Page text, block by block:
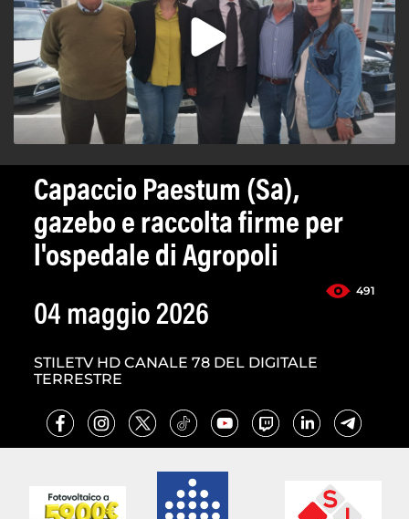
Capaccio Paestum (Sa),
gazebo e raccolta firme per
l'ospedale di Agropoli
491
04 maggio 2026
STILETV HD CANALE 78 DEL DIGITALE
TERRESTRE